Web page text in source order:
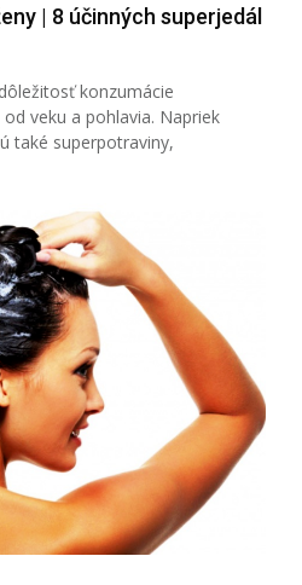
| 8 účinných superjedál
konzumácie
veku a pohlavia. Napriek
také superpotraviny,